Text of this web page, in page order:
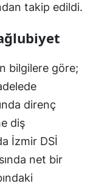
takip edildi.
bilgilere göre;
direnç
diş
İzmir DSİ
net bir